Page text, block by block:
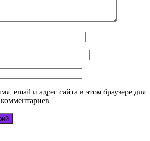
email и адрес сайта в этом браузере для